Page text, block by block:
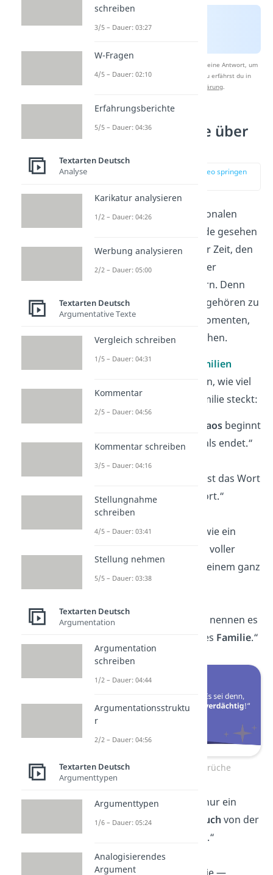
Nach Beantwortung speichern wir deine Antwort, um
Studyflix zu verbessern. Mehr dazu erfährst du in
Datenschutzerklärung.
Lustige Sprüche über
zur Stelle im Video springen
Nachdem wir die emotionalen
Seiten der Familienbande gesehen
haben, ist es jetzt an der Zeit, den
humorvollen Charme
der
Verwandtschaft zu feiern. Denn
auchLachen
gehören zu
den unvergesslichen Momenten,
die eine Familie ausmachen.
Hier sind10 lustige Familien
, die ausdrücken, wie viel
Fröhlichkeit in einer Familie steckt:
Chaosbeginnt
und dieLiebeniemals endet.“
„In unserer Familie ist das Wort
‚ruhig‘ ein Fremdwort.“
„Unsere Familie ist wie ein
verrückter Zirkus — voller
Lachen,Trubel
und einem ganz
besonderen
„Manche Menschen nennen es
, wir nennen es Familie.“
Lustige Familien Sprüche
„Unsere Familie ist nur ein
emotionaler Ausbruch von der
entfernt.“
schreiben
3/5 – Dauer: 03:27
W-Fragen
4/5 – Dauer: 02:10
Erfahrungsberichte
5/5 – Dauer: 04:36
Textarten Deutsch
Analyse
Karikatur analysieren
1/2 – Dauer: 04:26
Werbung analysieren
2/2 – Dauer: 05:00
Textarten Deutsch
Argumentative Texte
Vergleich schreiben
1/5 – Dauer: 04:31
Kommentar
2/5 – Dauer: 04:56
Kommentar schreiben
3/5 – Dauer: 04:16
Stellungnahme
schreiben
4/5 – Dauer: 03:41
Stellung nehmen
5/5 – Dauer: 03:38
Textarten Deutsch
Argumentation
Argumentation
schreiben
1/2 – Dauer: 04:44
Argumentationsstruktu
r
2/2 – Dauer: 04:56
Textarten Deutsch
Argumenttypen
Argumenttypen
1/6 – Dauer: 05:24
Analogisierendes
Argument